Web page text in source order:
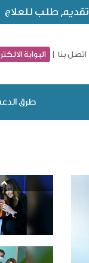
تقديم طلب للعلاج
اتصل بنا البوابة
طرق